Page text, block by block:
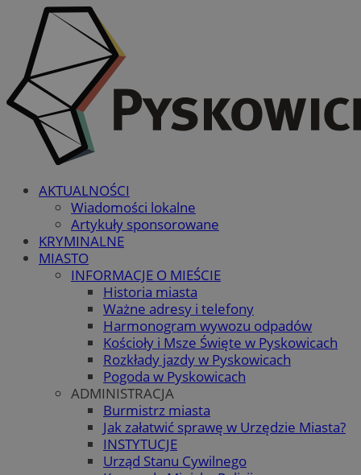
AKTUALNOŚCI
Wiadomości lokalne
Artykuły sponsorowane
KRYMINALNE
MIASTO
INFORMACJE O MIEŚCIE
Historia miasta
Ważne adresy i telefony
Harmonogram wywozu odpadów
Kościoły i Msze Święte w Pyskowicach
Rozkłady jazdy w Pyskowicach
Pogoda w Pyskowicach
ADMINISTRACJA
Burmistrz miasta
Jak załatwić sprawę w Urzędzie Miasta?
INSTYTUCJE
Urząd Stanu Cywilnego